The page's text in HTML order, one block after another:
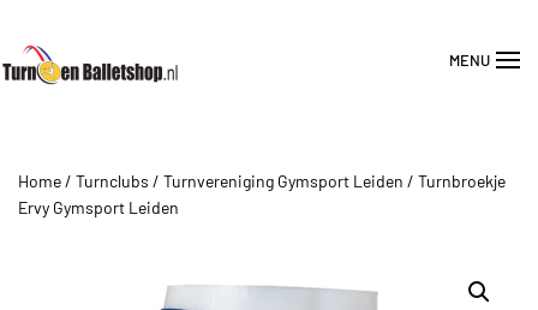
Overslaan en naar de inhoud gaan MENU
Home/ Turnclubs / Turnvereniging Gymsport Leiden / Turnbroekje
Ervy Gymsport Leiden